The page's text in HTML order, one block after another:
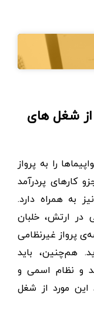
از شغل های
را به پرواز
کارهای پردرآمد
به همراه دارد.
در ارتش، خلبان
پرواز غیرنظامی
هم‌چنین، باید
و نظام اسمی و
این مورد از شغل